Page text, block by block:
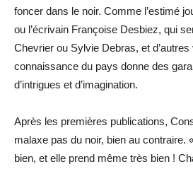
foncer dans le noir. Comme l’estimé
ou l’écrivain Françoise Desbiez, qui
Chevrier ou Sylvie Debras, et
connaissance du pays donne des
d’intrigues et d’imagination.
Après les premières publications,
malaxe pas du noir, bien au contraire.
bien, et elle prend même très bien !